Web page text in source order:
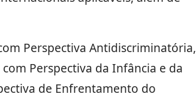
Perspectiva Antidiscriminatória,
Perspectiva da Infância e da
de Enfrentamento do